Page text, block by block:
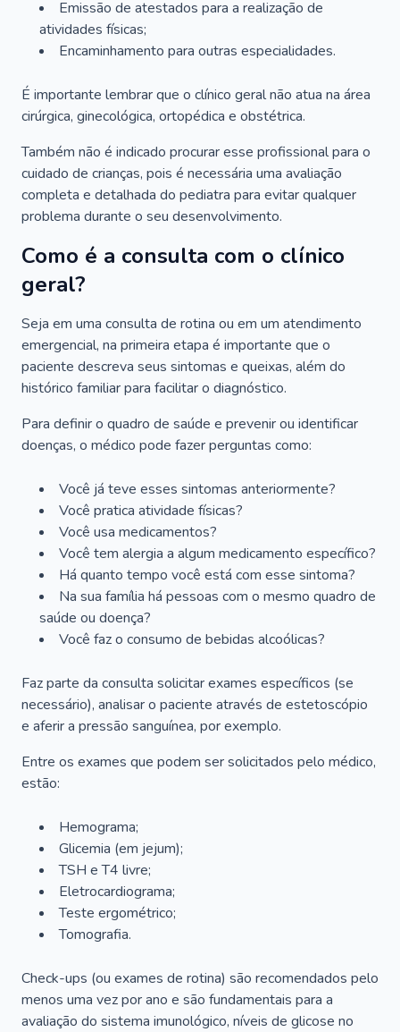
Emissão de atestados para a realização de
atividades físicas;
Encaminhamento para outras especialidades.
É importante lembrar que o clínico geral não atua na área
cirúrgica, ginecológica, ortopédica e obstétrica.
Também não é indicado procurar esse profissional para o
cuidado de crianças, pois é necessária uma avaliação
completa e detalhada do pediatra para evitar qualquer
problema durante o seu desenvolvimento.
Como é a consulta com o clínico
geral?
Seja em uma consulta de rotina ou em um atendimento
emergencial, na primeira etapa é importante que o
paciente descreva seus sintomas e queixas, além do
histórico familiar para facilitar o diagnóstico.
Para definir o quadro de saúde e prevenir ou identificar
doenças, o médico pode fazer perguntas como:
Você já teve esses sintomas anteriormente?
Você pratica atividade físicas?
Você usa medicamentos?
Você tem alergia a algum medicamento específico?
Há quanto tempo você está com esse sintoma?
Na sua família há pessoas com o mesmo quadro de
saúde ou doença?
Você faz o consumo de bebidas alcoólicas?
Faz parte da consulta solicitar exames específicos (se
necessário), analisar o paciente através de estetoscópio
e aferir a pressão sanguínea, por exemplo.
Entre os exames que podem ser solicitados pelo médico,
estão:
Hemograma;
Glicemia (em jejum);
TSH e T4 livre;
Eletrocardiograma;
Teste ergométrico;
Tomografia.
Check-ups (ou exames de rotina) são recomendados pelo
menos uma vez por ano e são fundamentais para a
avaliação do sistema imunológico, níveis de glicose no